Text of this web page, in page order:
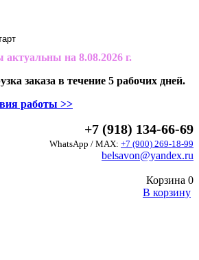
актуальны на 8.08.2026 г.
заказа в течение 5 рабочих дней.
работы >>
+7 (918) 134-66-69
WhatsApp / MAX: +7 (900) 269-18-99
belsavon@yandex.ru
Корзина 0
В корзину